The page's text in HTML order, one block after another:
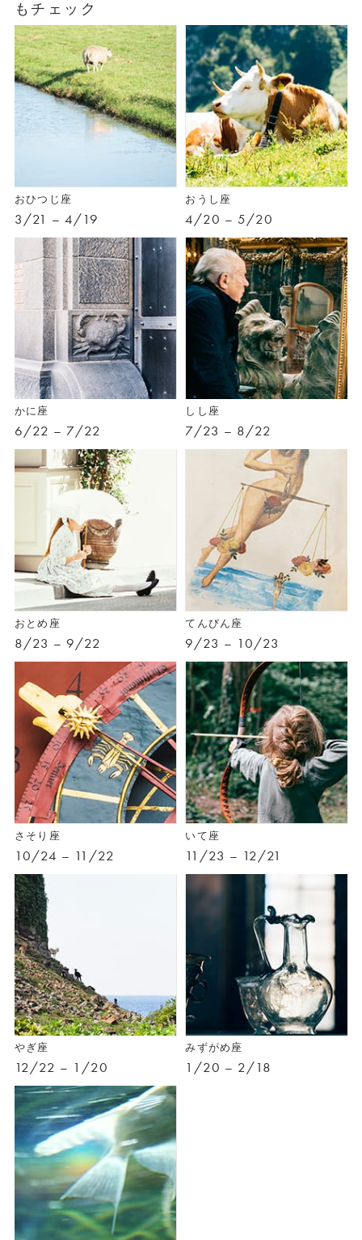
もチェック
おひつじ座
3/21 – 4/19
おうし座
4/20 – 5/20
かに座
6/22 – 7/22
しし座
7/23 – 8/22
おとめ座
8/23 – 9/22
てんびん座
9/23 – 10/23
さそり座
10/24 – 11/22
いて座
11/23 – 12/21
やぎ座
12/22 – 1/20
みずがめ座
1/20 – 2/18